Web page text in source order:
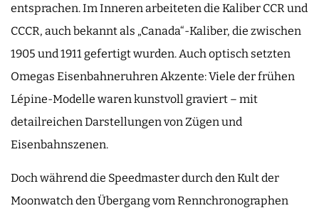
entsprachen. Im Inneren arbeiteten die Kaliber CCR und
CCCR, auch bekannt als „Canada“-Kaliber, die zwischen
1905 und 1911 gefertigt wurden. Auch optisch setzten
Omegas Eisenbahneruhren Akzente: Viele der frühen
Lépine-Modelle waren kunstvoll graviert – mit
detailreichen Darstellungen von Zügen und
Eisenbahnszenen.
Doch während die Speedmaster durch den Kult der
Moonwatch den Übergang vom Rennchronographen